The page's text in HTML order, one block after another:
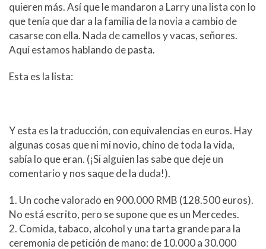
quieren más. Así que le mandaron a Larry una lista con lo
que tenía que dar a la familia de la novia a cambio de
casarse con ella. Nada de camellos y vacas, señores.
Aquí estamos hablando de pasta.
Esta es la lista:
Y esta es la traducción, con equivalencias en euros. Hay
algunas cosas que ni mi novio, chino de toda la vida,
sabía lo que eran. (¡Si alguien las sabe que deje un
comentario y nos saque de la duda!).
1. Un coche valorado en 900.000 RMB (128.500 euros).
No está escrito, pero se supone que es un Mercedes.
2. Comida, tabaco, alcohol y una tarta grande para la
ceremonia de petición de mano: de 10.000 a 30.000